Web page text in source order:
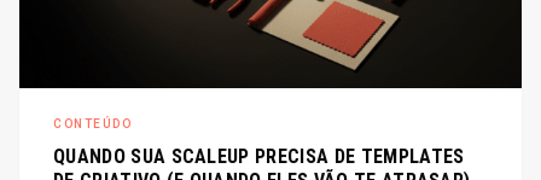
CONTEÚDO
QUANDO SUA SCALEUP PRECISA DE TEMPLATES